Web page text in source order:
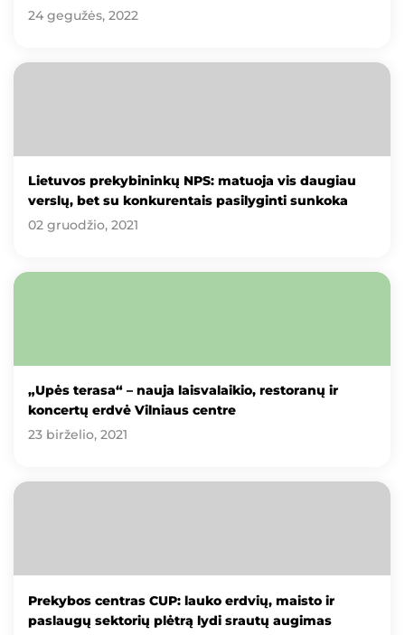
24 gegužės, 2022
Lietuvos prekybininkų NPS: matuoja vis daugiau
verslų, bet su konkurentais pasilyginti sunkoka
02 gruodžio, 2021
„Upės terasa“ – nauja laisvalaikio, restoranų ir
koncertų erdvė Vilniaus centre
23 birželio, 2021
Prekybos centras CUP: lauko erdvių, maisto ir
paslaugų sektorių plėtrą lydi srautų augimas